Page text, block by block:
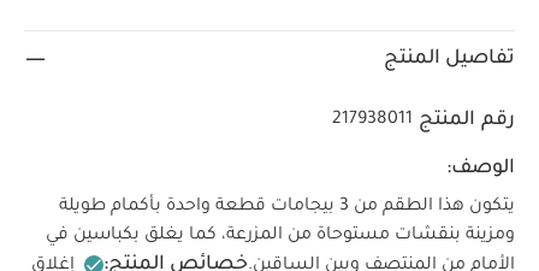
تفاصيل المنتج
رقم المنتج 217938011
الوصف:
يتكون هذا الطقم من 3 بيجامات قطعة واحدة بأكمام طويلة
ومزينة بنقشات مستوحاة من المزرعة، كما يغلق بكباسين في
الأمام من المنتصف وبين الساقين.خصائص المنتج:
إغلاق